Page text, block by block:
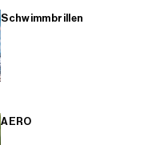
Schwimmbrillen
AERO